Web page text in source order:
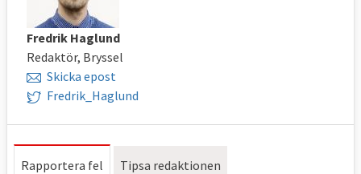
Fredrik Haglund
Redaktör, Bryssel
Skicka epost
Fredrik_Haglund
Rapportera fel Tipsa redaktionen